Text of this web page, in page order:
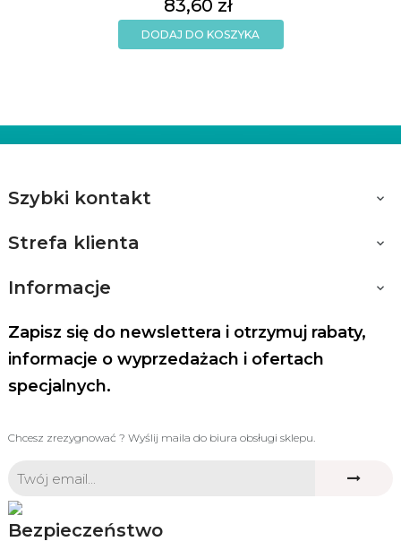
83,60 zł
DODAJ DO KOSZYKA
Szybki kontakt 
Strefa klienta 
Informacje 
Zapisz się do newslettera i otrzymuj rabaty,
informacje o wyprzedażach i ofertach
specjalnych.
Chcesz zrezygnować ? Wyślij maila do biura obsługi sklepu.
Bezpieczeństwo